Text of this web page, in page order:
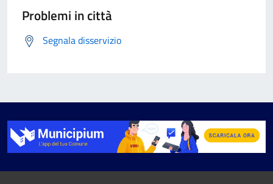
Problemi in città
Segnala disservizio